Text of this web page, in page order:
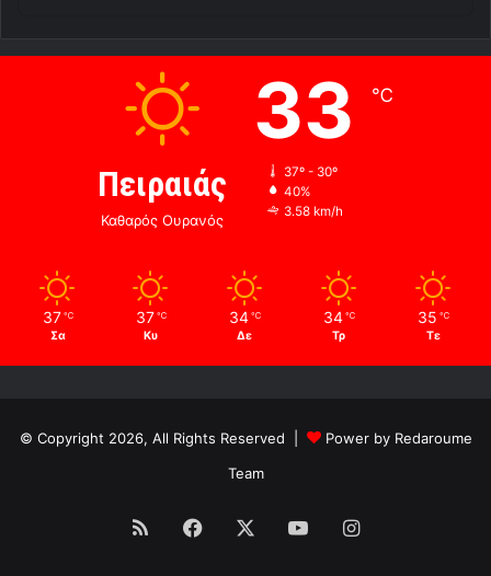
Πειραιάς
Καθαρός Ουρανός
33 ℃
37º - 30º
40%
3.58 km/h
37 ℃
Σα
37 ℃
Κυ
34 ℃
Δε
34 ℃
Τρ
35 ℃
Τε
© Copyright 2026, All Rights Reserved |
Power by Redaroume
Team
RSS Facebook YouTubeInstagram